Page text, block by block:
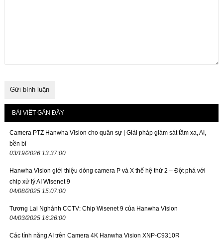
BÀI VIẾT GẦN ĐÂY
Camera PTZ Hanwha Vision cho quân sự | Giải pháp giám sát tầm xa, AI,
bền bỉ
03/19/2026 13:37:00
Hanwha Vision giới thiệu dòng camera P và X thế hệ thứ 2 – Đột phá với
chip xử lý AI Wisenet 9
04/08/2025 15:07:00
Tương Lai Nghành CCTV: Chip Wisenet 9 của Hanwha Vision
04/03/2025 16:26:00
Các tính năng AI trên Camera 4K Hanwha Vision XNP-C9310R